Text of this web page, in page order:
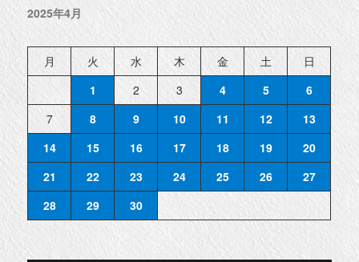
2025年4月
月 火 水 木 金 土
日
1
2 3 4 5
6
7
8 9 10 11 12
13
14
15 16 17 18 19
20
21
22 23 24 25 26
27
28
29 30